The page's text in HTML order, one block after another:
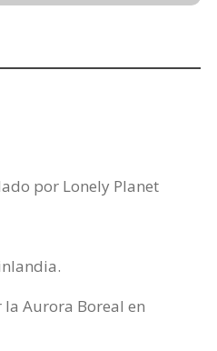
por Lonely Planet
Aurora Boreal en